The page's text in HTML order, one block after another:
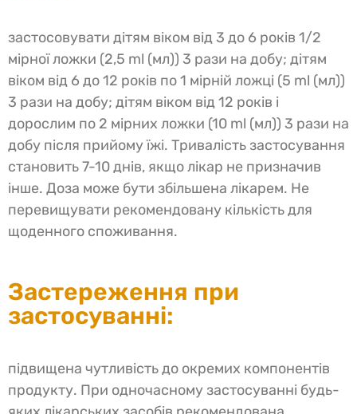
застосовувати дітям віком від 3 до 6 років 1/2
мірної ложки (2,5 ml (мл)) 3 рази на добу; дітям
віком від 6 до 12 років по 1 мірній ложці (5 ml (мл))
3 рази на добу; дітям віком від 12 років і
дорослим по 2 мірних ложки (10 ml (мл)) 3 рази на
добу після прийому їжі. Тривалість застосування
становить 7-10 днів, якщо лікар не призначив
інше. Доза може бути збільшена лікарем. Не
перевищувати рекомендовану кількість для
щоденного споживання.
Застереження при
застосуванні:
підвищена чутливість до окремих компонентів
продукту. При одночасному застосуванні будь-